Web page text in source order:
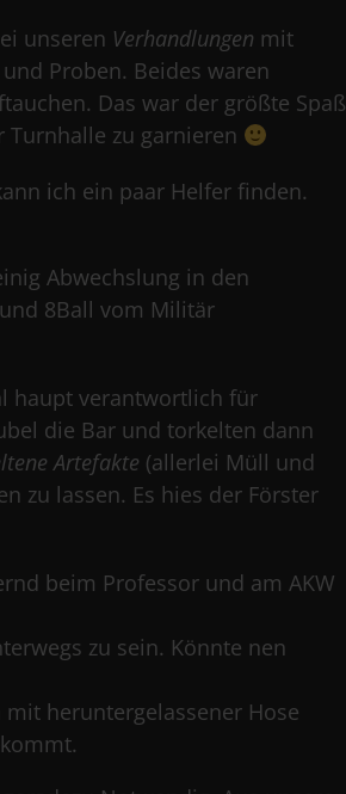
unseren Verhandlungen mit
Proben. Beides waren
Das war der größte Spaß
Turnhalle zu garnieren
ich ein paar Helfer finden.
Abwechslung in den
8Ball vom Militär
haupt verantwortlich für
die Bar und torkelten dann
Artefakte (allerlei Müll und
zu lassen. Es hies der Förster
beim Professor und am AKW
zu sein. Könnte nen
heruntergelassener Hose